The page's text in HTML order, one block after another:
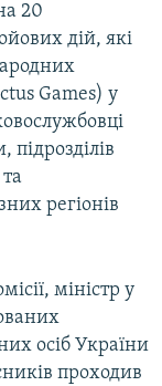
20
дій, які
Games) у
регіонів
міністр у
осіб України
проходив